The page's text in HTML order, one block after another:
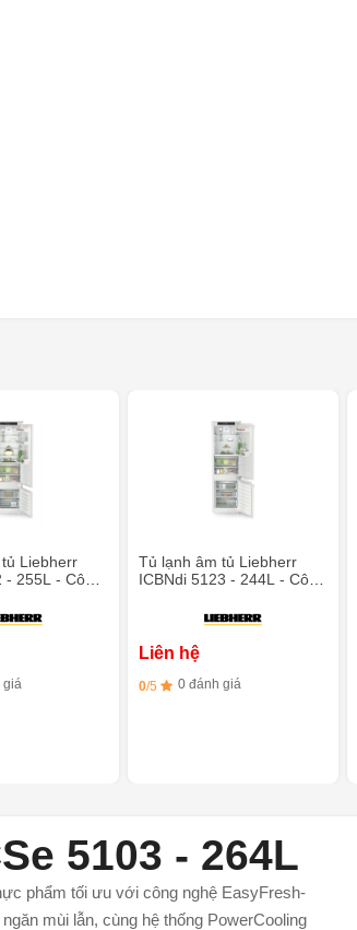
Liebherr
255L - Công
giá
Tủ lạnh âm tủ Liebherr
ICBNdi 5123 - 244L - Công
Liên hệ
0/5 0 đánh giá
5103 - 264L
phẩm tối ưu với công nghệ EasyFresh-
mùi lẫn, cùng hệ thống PowerCooling